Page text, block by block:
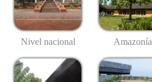
Nivel nacional Amazonía